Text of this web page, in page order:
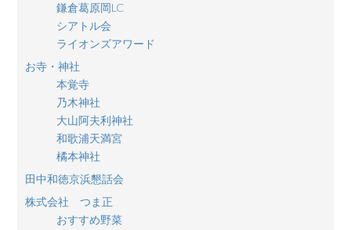
鎌倉葛原岡LC
シアトル会
ライオンズアワード
お寺・神社
本覚寺
乃木神社
大山阿夫利神社
和歌浦天満宮
橘本神社
田中和徳京浜懇話会
株式会社 つま正
おすすめ野菜